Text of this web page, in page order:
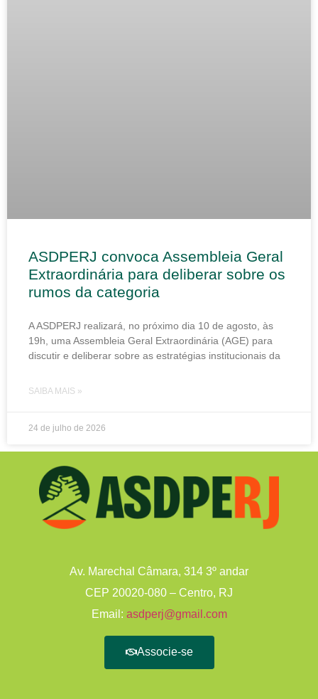
ASDPERJ convoca Assembleia Geral
Extraordinária para deliberar sobre os
rumos da categoria
A ASDPERJ realizará, no próximo dia 10 de agosto, às
19h, uma Assembleia Geral Extraordinária (AGE) para
discutir e deliberar sobre as estratégias institucionais da
SAIBA MAIS »
24 de julho de 2026
Av. Marechal Câmara, 314 3º andar
CEP 20020-080 – Centro, RJ
Email: asdperj@gmail.com
Associe-se